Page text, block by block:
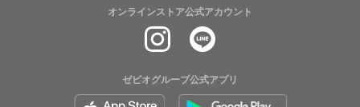
オンラインストア公式アカウント
ゼビオグループ公式アプリ